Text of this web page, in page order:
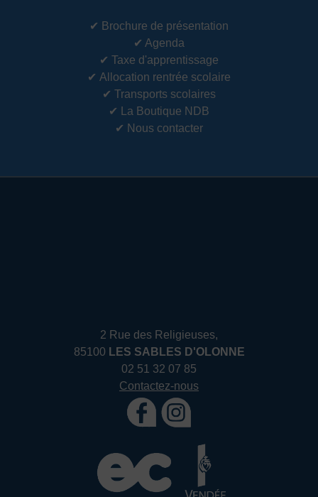
✔ Brochure de présentation
✔ Agenda
✔ Taxe d'apprentissage
✔ Allocation rentrée scolaire
✔ Transports scolaires
✔
La Boutique NDB
✔ Nous contacter
2 Rue des Religieuses,
85100 LES SABLES D'OLONNE
02 51 32 07 85
Contactez-nous